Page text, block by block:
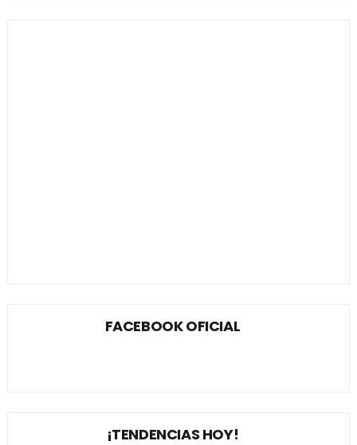
FACEBOOK OFICIAL
¡TENDENCIAS HOY!